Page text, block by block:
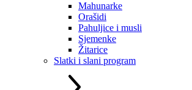
Mahunarke
Orašidi
Pahuljice i musli
Sjemenke
Žitarice
Slatki i slani program